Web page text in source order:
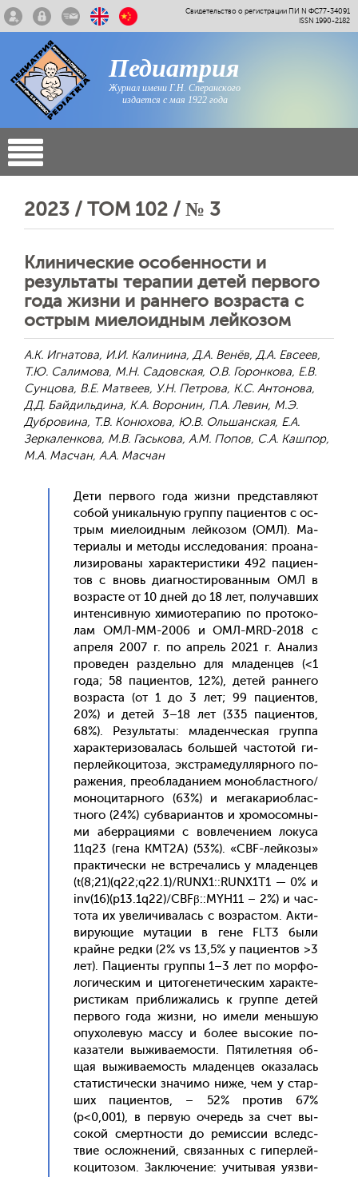
Свидетельство о регистрации ПИ N ФС77-34091
ISSN 1990-2182
Педиатрия
Журнал имени Г.Н. Сперанского
издается с мая 1922 года
2023 / ТОМ 102 / № 3
Клинические особенности и
результаты терапии детей первого
года жизни и раннего возраста с
острым миелоидным лейкозом
А.К. Игнатова, И.И. Калинина, Д.А. Венёв, Д.А. Евсеев,
Т.Ю. Салимова, М.Н. Садовская, О.В. Горонкова, Е.В.
Сунцова, В.Е. Матвеев, У.Н. Петрова, К.С. Антонова,
Д.Д. Байдильдина, К.А. Воронин, П.А. Левин, М.Э.
Дубровина, Т.В. Конюхова, Ю.В. Ольшанская, Е.А.
Зеркаленкова, М.В. Гаськова, А.М. Попов, С.А. Кашпор,
М.А. Масчан, А.А. Масчан
Де­ти пер­во­го го­да жиз­ни пред­став­ля­ют
со­бой уни­каль­ную груп­пу па­ци­ен­тов с ос­
трым ми­ело­ид­ным лей­ко­зом (ОМЛ). Ма­
тери­алы и ме­тоды ис­сле­дова­ния: про­ана­
лизи­рова­ны ха­рак­те­рис­ти­ки 492 па­ци­ен­
тов с вновь ди­аг­ности­рован­ным ОМЛ в
воз­расте от 10 дней до 18 лет, по­лучав­ших
ин­тенсив­ную хи­ми­оте­рапию по про­токо­
лам ОМЛ-ММ-2006 и ОМЛ-MRD-2018 c
ап­ре­ля 2007 г. по ап­рель 2021 г. Ана­лиз
про­веден раз­дель­но для мла­ден­цев (<1
го­да; 58 па­ци­ен­тов, 12%), де­тей ран­не­го
воз­раста (от 1 до 3 лет; 99 па­ци­ен­тов,
20%) и де­тей 3–18 лет (335 па­ци­ен­тов,
68%). Ре­зуль­та­ты: мла­ден­ческая груп­па
ха­рак­те­ризо­валась боль­шей час­то­той ги­
пер­лей­ко­цито­за, экс­тра­медул­лярно­го по­
раже­ния, пре­об­ла­дани­ем мо­ноб­лас­тно­го/
мо­ноци­тар­но­го (63%) и ме­гака­ри­об­лас­
тно­го (24%) суб­ва­ри­ан­тов и хро­мосом­ны­
ми абер­ра­ци­ями с вов­ле­чени­ем ло­куса
11q23 (ге­на KMT2A) (53%). «CBF-лей­ко­зы»
прак­ти­чес­ки не встре­чались у мла­ден­цев
(t(8;21)(q22;q22.1)/RUNX1::RUNX1T1 — 0% и
inv(16)(p13.1q22)/CBFβ::MYH11 – 2%) и час­
то­та их уве­личи­валась с воз­растом. Ак­ти­
виру­ющие му­тации в ге­не FLT3 бы­ли
край­не ред­ки (2% vs 13,5% у па­ци­ен­тов >3
лет). Па­ци­ен­ты груп­пы 1–3 лет по мор­фо­
логи­чес­ким и ци­тоге­нети­чес­ким ха­рак­те­
рис­ти­кам приб­ли­жались к груп­пе де­тей
пер­во­го го­да жиз­ни, но име­ли мень­шую
опу­холе­вую мас­су и бо­лее вы­сокие по­
каза­тели вы­жива­емос­ти. Пя­тилет­няя об­
щая вы­жива­емость мла­ден­цев ока­залась
ста­тис­ти­чес­ки зна­чимо ни­же, чем у стар­
ших па­ци­ен­тов, – 52% про­тив 67%
(p<0,001), в пер­вую оче­редь за счет вы­
сокой смер­тнос­ти до ре­мис­сии вследс­
твие ос­ложне­ний, свя­зан­ных с ги­пер­лей­
ко­цито­зом. Зак­лю­чение: учи­тывая у­яз­ви­